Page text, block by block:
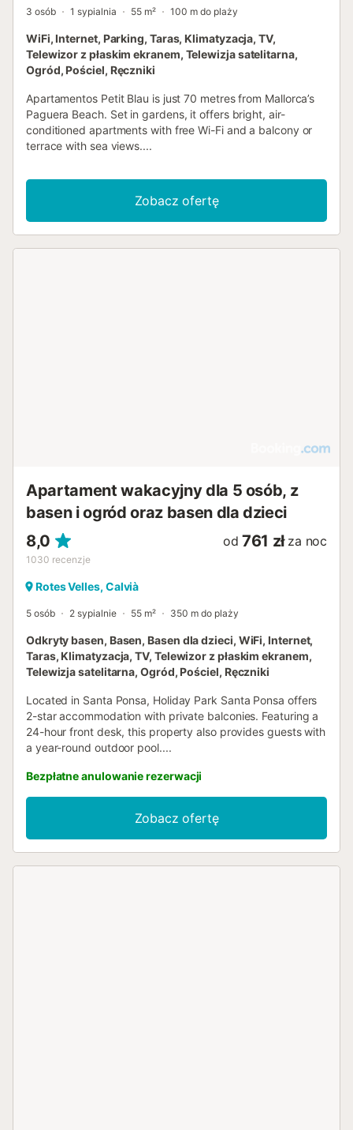
3 osób 1 sypialnia 55 m² 100 m do plaży
WiFi, Internet, Parking, Taras, Klimatyzacja, TV,
Telewizor z płaskim ekranem, Telewizja satelitarna,
Ogród, Pościel, Ręczniki
Apartamentos Petit Blau is just 70 metres from Mallorca’s
Paguera Beach. Set in gardens, it offers bright, air-
conditioned apartments with free Wi-Fi and a balcony or
terrace with sea views....
Zobacz ofertę
Apartament wakacyjny dla 5 osób, z
basen i ogród oraz basen dla dzieci
8,0
1030 recenzje
od 761 zł za noc
Rotes Velles, Calvià
5 osób 2 sypialnie 55 m² 350 m do plaży
Odkryty basen, Basen, Basen dla dzieci, WiFi, Internet,
Taras, Klimatyzacja, TV, Telewizor z płaskim ekranem,
Telewizja satelitarna, Ogród, Pościel, Ręczniki
Located in Santa Ponsa, Holiday Park Santa Ponsa offers
2-star accommodation with private balconies. Featuring a
24-hour front desk, this property also provides guests with
a year-round outdoor pool....
Bezpłatne anulowanie rezerwacji
Zobacz ofertę